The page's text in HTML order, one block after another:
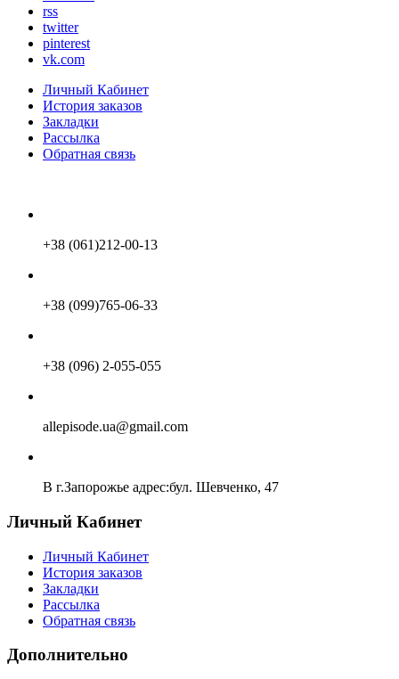
rss
twitter
pinterest
vk.com
Личный Кабинет
История заказов
Закладки
Рассылка
Обратная связь
+38 (061)212-00-13
+38 (099)765-06-33
+38 (096) 2-055-055
allepisode.ua@gmail.com
В г.Запорожье адрес:бул. Шевченко, 47
Личный Кабинет
Личный Кабинет
История заказов
Закладки
Рассылка
Обратная связь
Дополнительно